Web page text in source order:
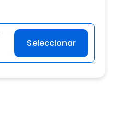
Seleccionar